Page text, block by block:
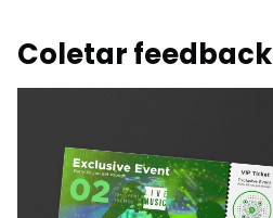
Coletar feedback